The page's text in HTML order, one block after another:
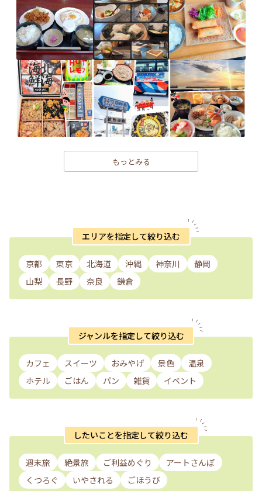
もっとみる
エリアを指定して絞り込む
京都 東京 北海道 沖縄 神奈川
静岡
山梨
長野 奈良 鎌倉
ジャンルを指定して絞り込む
カフェ スイーツ おみやげ 景色
温泉
ホテル
ごはん パン 雑貨 イベント
したいことを指定して絞り込む
週末旅 絶景旅 ご利益めぐり
アートさんぽ
くつろぐ
いやされる ごほうび